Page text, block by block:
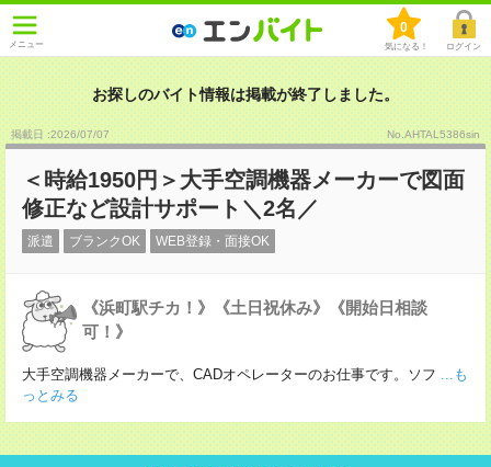
メニュー
0
気になる！ ログイン
お探しのバイト情報は掲載が終了しました。
掲載日 :2026/07/07 No.AHTAL5386sin
＜時給1950円＞大手空調機器メーカーで図面
修正など設計サポート＼2名／
派遣 ブランクOK WEB登録・面接OK
《浜町駅チカ！》《土日祝休み》《開始日相談
可！》
大手空調機器メーカーで、CADオペレーターのお仕事です。ソフ ...も
っとみる